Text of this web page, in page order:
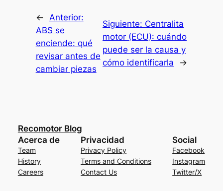
← Anterior:
ABS se
enciende: qué
revisar antes de
cambiar piezas
Siguiente: Centralita
motor (ECU): cuándo
puede ser la causa y
cómo identificarla
→
Recomotor Blog
Acerca de
Team
History
Careers
Privacidad
Privacy Policy
Terms and Conditions
Contact Us
Social
Facebook
Instagram
Twitter/X